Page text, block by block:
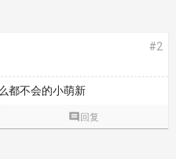
#2
都不会的小萌新
 回复